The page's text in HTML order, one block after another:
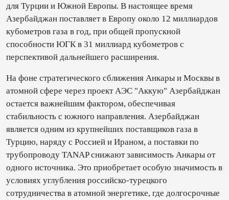
для Турции и Южной Европы. В настоящее время
Азербайджан поставляет в Европу около 12 миллиардов
кубометров газа в год, при общей пропускной
способности ЮГК в 31 миллиард кубометров с
перспективой дальнейшего расширения.
На фоне стратегического сближения Анкары и Москвы в
атомной сфере через проект АЭС "Аккую" Азербайджан
остается важнейшим фактором, обеспечивая
стабильность с южного направления. Азербайджан
является одним из крупнейших поставщиков газа в
Турцию, наряду с Россией и Ираном, а поставки по
трубопроводу TANAP снижают зависимость Анкары от
одного источника. Это приобретает особую значимость в
условиях углубления российско-турецкого
сотрудничества в атомной энергетике, где долгосрочные